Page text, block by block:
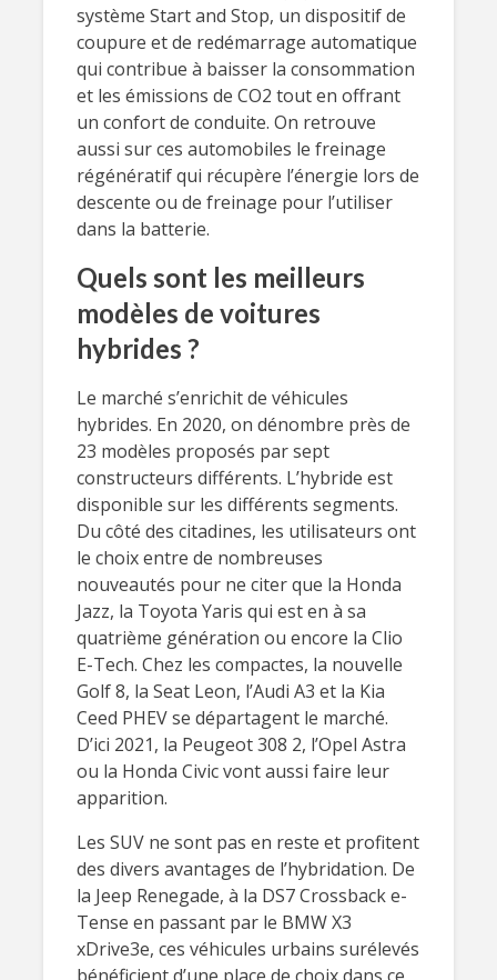
système Start and Stop, un dispositif de
coupure et de redémarrage automatique
qui contribue à baisser la consommation
et les émissions de CO2 tout en offrant
un confort de conduite. On retrouve
aussi sur ces automobiles le freinage
régénératif qui récupère l’énergie lors de
descente ou de freinage pour l’utiliser
dans la batterie.
Quels sont les meilleurs
modèles de voitures
hybrides ?
Le marché s’enrichit de véhicules
hybrides. En 2020, on dénombre près de
23 modèles proposés par sept
constructeurs différents. L’hybride est
disponible sur les différents segments.
Du côté des citadines, les utilisateurs ont
le choix entre de nombreuses
nouveautés pour ne citer que la Honda
Jazz, la Toyota Yaris qui est en à sa
quatrième génération ou encore la Clio
E-Tech. Chez les compactes, la nouvelle
Golf 8, la Seat Leon, l’Audi A3 et la Kia
Ceed PHEV se départagent le marché.
D’ici 2021, la Peugeot 308 2, l’Opel Astra
ou la Honda Civic vont aussi faire leur
apparition.
Les SUV ne sont pas en reste et profitent
des divers avantages de l’hybridation. De
la Jeep Renegade, à la DS7 Crossback e-
Tense en passant par le BMW X3
xDrive3e, ces véhicules urbains surélevés